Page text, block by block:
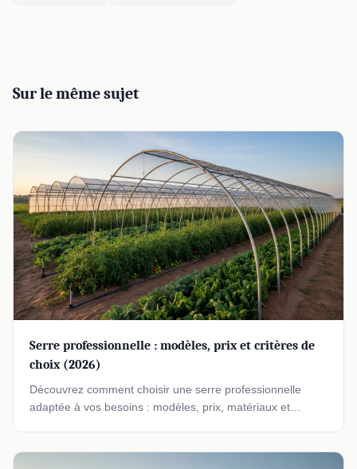
Sur le même sujet
Serre professionnelle : modèles, prix et critères de
choix (2026)
Découvrez comment choisir une serre professionnelle
adaptée à vos besoins : modèles, prix, matériaux et